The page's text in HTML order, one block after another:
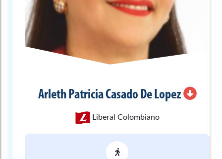
Arleth PatriciaCasado De Lopez
Liberal Colombiano